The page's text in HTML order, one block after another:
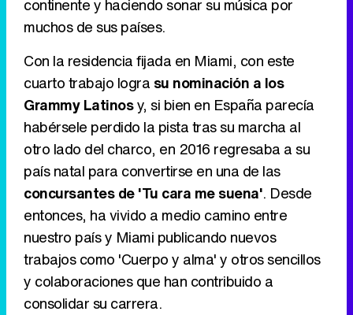
continente y haciendo sonar su música por
muchos de sus países.
Con la residencia fijada en Miami, con este
cuarto trabajo logra su nominación a los
Grammy Latinosy, si bien en España parecía
habérsele perdido la pista tras su marcha al
otro lado del charco, en 2016 regresaba a su
país natal para convertirse en una de las
concursantes de 'Tu cara me suena'. Desde
entonces, ha vivido a medio camino entre
nuestro país y Miami publicando nuevos
trabajos como 'Cuerpo y alma' y otros sencillos
y colaboraciones que han contribuido a
consolidar su carrera.